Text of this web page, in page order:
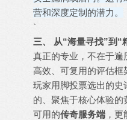
营和深度定制的潜力。
`
三、 从“海量寻找”到“
真正的专业，不在于遍
高效、可复用的评估
玩家用脚投票选出的史
的、聚焦于核心体验的
可用的传奇服务端 ，